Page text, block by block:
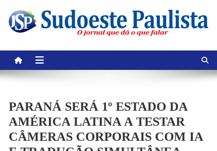
content
PARANÁ SERÁ 1º ESTADO DA
AMÉRICA LATINA A TESTAR
CÂMERAS CORPORAIS COM IA